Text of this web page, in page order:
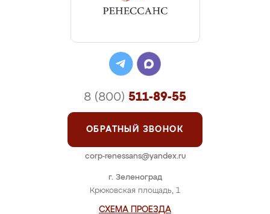
г. Зеленоград
Крюковская площадь, 1
СХЕМА ПРОЕЗДА
8 (800) 511-89-55
ОБРАТНЫЙ ЗВОНОК
corp-renessans@yandex.ru